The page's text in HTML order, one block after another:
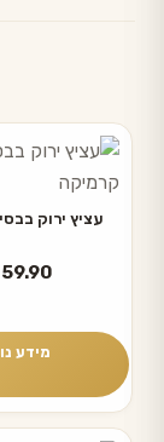
עציץ ירוק
59.90
מידע